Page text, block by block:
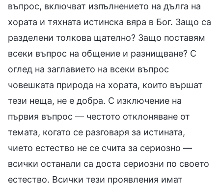
въпрос, включват изпълнението на дълга на
хората и тяхната истинска вяра в Бог. Защо са
разделени толкова щателно? Защо поставям
всеки въпрос на общение и разнищване? С
оглед на заглавието на всеки въпрос
човешката природа на хората, които вършат
тези неща, не е добра. С изключение на
първия въпрос — честото отклоняване от
темата, когато се разговаря за истината,
чието естество не се счита за сериозно —
всички останали са доста сериозни по своето
естество. Всички тези проявления имат